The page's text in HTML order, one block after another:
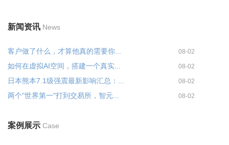
新闻资讯 News
客户做了什么，才算他真的需要你... 08-02
如何在虚拟AI空间，搭建一个真实... 08-02
日本熊本7.1级强震最新影响汇总：... 08-02
两个"世界第一"打到交易所，智元... 08-02
案例展示 Case